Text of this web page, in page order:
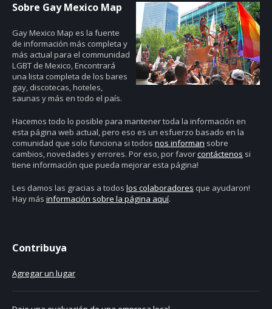
Sobre Gay Mexico Map
Gay Mexico Map es la fuente
de información más completa y
más actual para el communidad
LGBT de Mexico, Encontrará
una lista completa de los bares
gay, discotecas, hoteles,
saunas y más en todo el país.
Hacemos todo lo posible para mantener toda la información en
esta página web actual, pero eso es un esfuerzo basado en la
comunidad que solo funciona si todos nos informan sobre
cambios, novedades y errores. Por eso, por favorcontáctenos si
tiene información que pueda mejorar esta página!
Les damos las gracias a todos los colaboradores que ayudaron!
Hay más información sobre la página aquí.
Contribuya
Agregar un lugar